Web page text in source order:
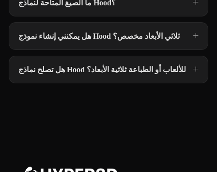
ما الصيغ المتاحة لنماذج Hood؟
هل يمكنني إنشاء نموذج Hood ثلاثي الأبعاد مخصص؟
هل تصلح نماذج Hood للألعاب أو الطباعة ثلاثية الأبعاد؟